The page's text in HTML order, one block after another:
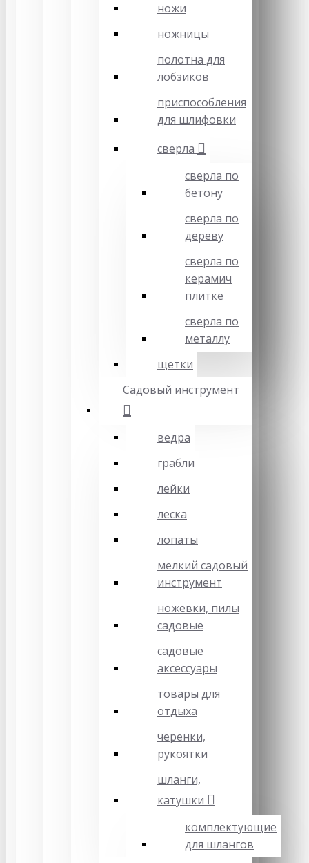
ножи
ножницы
полотна для
лобзиков
приспособления
для шлифовки
сверла
сверла по
бетону
сверла по
дереву
сверла по
керамич
плитке
сверла по
металлу
щетки
Садовый инструмент
ведра
грабли
лейки
леска
лопаты
мелкий садовый
инструмент
ножевки, пилы
садовые
садовые
аксессуары
товары для
отдыха
черенки,
рукоятки
шланги,
катушки
комплектующие
для шлангов